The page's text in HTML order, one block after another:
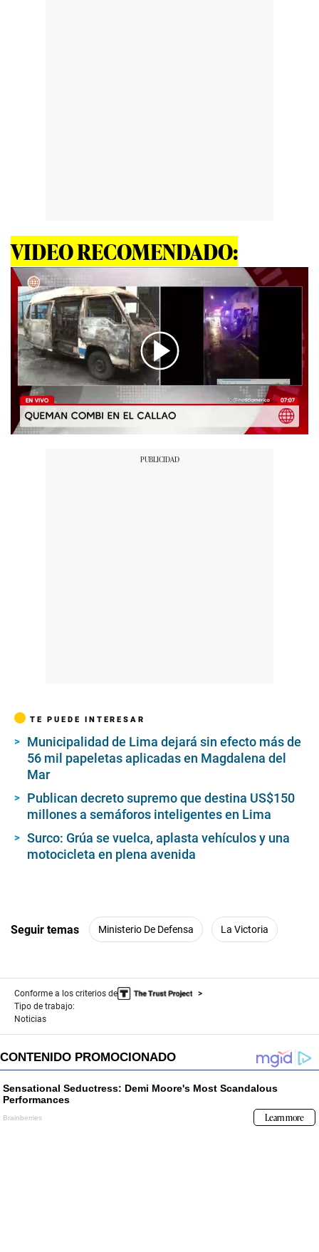
VIDEO RECOMENDADO:
00:00 / 05:00
TE PUEDE INTERESAR
Municipalidad de Lima dejará sin efecto más de
56 mil papeletas aplicadas en Magdalena del
Mar
Publican decreto supremo que destina US$150
millones a semáforos inteligentes en Lima
Surco: Grúa se vuelca, aplasta vehículos y una
motocicleta en plena avenida
Seguir temas Ministerio De Defensa La Victoria
Conforme a los criterios de
Tipo de trabajo:
Noticias